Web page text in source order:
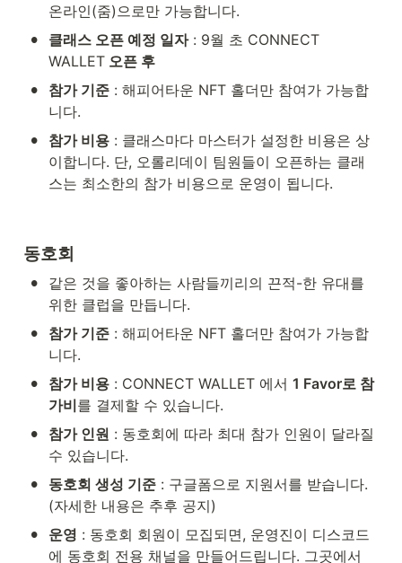
온라인(줌)으로만 가능합니다.
• 클래스 오픈 예정 일자 : 9월 초 CONNECT
WALLET 오픈 후
• 참가 기준 : 해피어타운 NFT 홀더만 참여가 가능합
니다.
• 참가 비용 : 클래스마다 마스터가 설정한 비용은 상
이합니다. 단, 오롤리데이 팀원들이 오픈하는 클래
스는 최소한의 참가 비용으로 운영이 됩니다.
동호회
•
같은 것을 좋아하는 사람들끼리의 끈적-한 유대를
위한 클럽을 만듭니다.
• 참가 기준 : 해피어타운 NFT 홀더만 참여가 가능합
니다.
• 참가 비용 : CONNECT WALLET 에서 1 Favor로 참
가비를 결제할 수 있습니다.
• 참가 인원 : 동호회에 따라 최대 참가 인원이 달라질
수 있습니다.
• 동호회 생성 기준 : 구글폼으로 지원서를 받습니다.
(자세한 내용은 추후 공지)
• 운영 : 동호회 회원이 모집되면, 운영진이 디스코드
에 동호회 전용 채널을 만들어드립니다. 그곳에서